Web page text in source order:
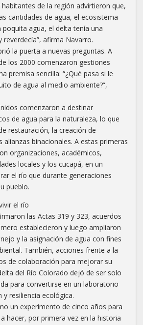
de la región advirtieron que,
cantidades de agua, el ecosistema
poquita agua, el delta tenía una
reverdecía”, afirma Navarro.
la puerta a nuevas preguntas. A
los 2000 comenzaron gestiones
premisa sencilla: “¿Qué pasa si le
de agua al medio ambiente?”,
comenzaron a destinar
de agua para la naturaleza, lo que
restauración, la creación de
alianzas binacionales. A estas primeras
organizaciones, académicos,
locales y los cucapá, en un
el río que durante generaciones
pueblo.
el río
las Actas 319 y 323, acuerdos
establecieron y luego ampliaron
y la asignación de agua con fines
También, acciones frente a la
de colaboración para mejorar su
del Río Colorado dejó de ser solo
para convertirse en un laboratorio
resiliencia ecológica.
un experimento de cinco años para
a hacer, por primera vez en la historia